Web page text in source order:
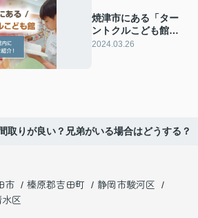
焼津市にある「ター
ントクルこども館」
の概要と館内につい
2024.03.26
取りが良い？兄弟がいる場合はどうする？
市 榛原郡吉田町
静岡市駿河区
区